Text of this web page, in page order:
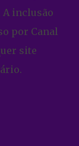
A inclusão
por Canal
site